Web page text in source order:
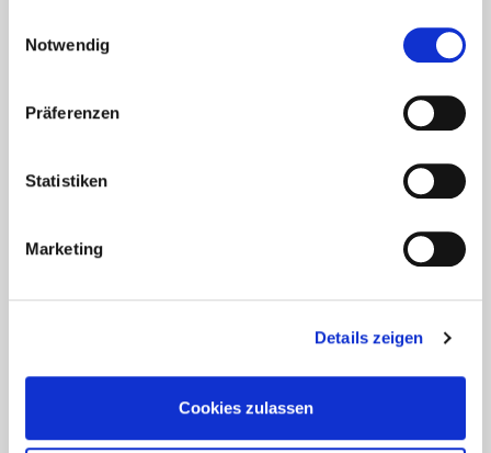
Notwendig
Präferenzen
Statistiken
Marketing
Details zeigen
Cookies zulassen
Aktuelles - Nyheter
Coronavirus in Norwegen –
Ansteckungsgefahren aus dem
Osten?
Mehr erfahren